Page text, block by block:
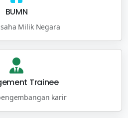
BUMN
Milik Negara
Trainee
karir